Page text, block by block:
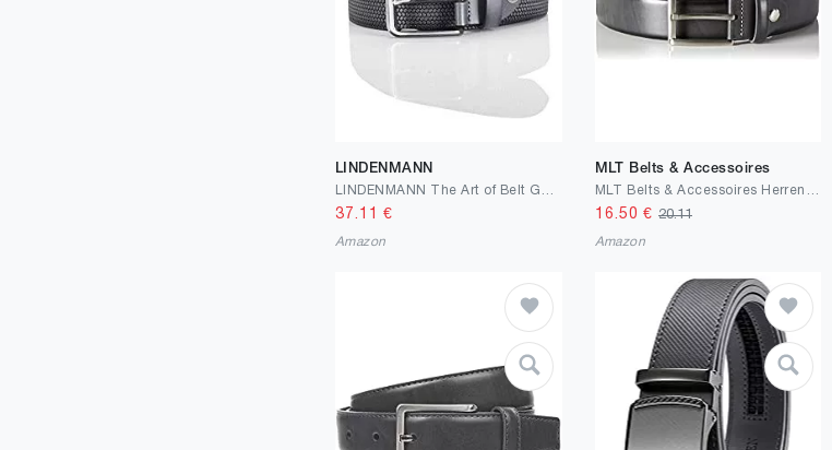
LINDENMANN
37.11 €
Amazon
MLT Belts & Accessoires
16.50 € 20.11
Amazon